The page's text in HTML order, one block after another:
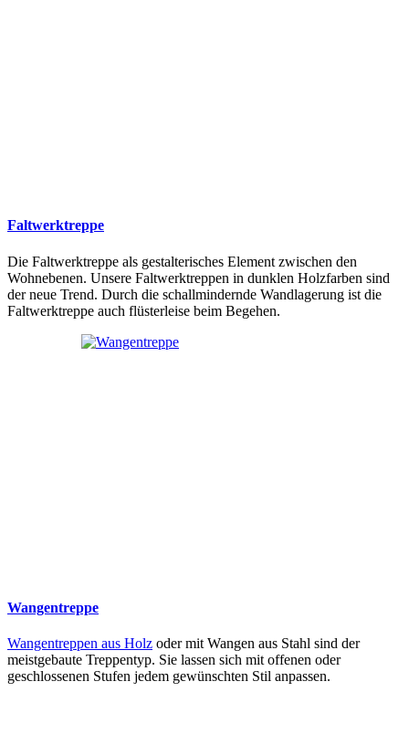
Faltwerktreppe
Die Faltwerktreppe als gestalterisches Element zwischen den
Wohnebenen. Unsere Faltwerktreppen in dunklen Holzfarben sind
der neue Trend. Durch die schallmindernde Wandlagerung ist die
Faltwerktreppe auch flüsterleise beim Begehen.
Wangentreppe
Wangentreppen aus Holz oder mit Wangen aus Stahl sind der
meistgebaute Treppentyp. Sie lassen sich mit offenen oder
geschlossenen Stufen jedem gewünschten Stil anpassen.